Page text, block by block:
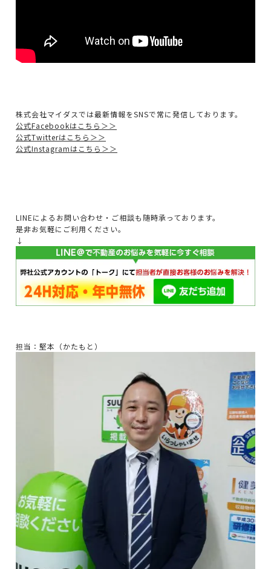
株式会社マイダスでは最新情報をSNSで常に発信しております。
公式Facebookはこちら＞＞
公式Twitterはこちら＞＞
公式Instagramはこちら＞＞
LINEによるお問い合わせ・ご相談も随時承っております。
是非お気軽にご利用ください。
↓
担当：堅本（かたもと）